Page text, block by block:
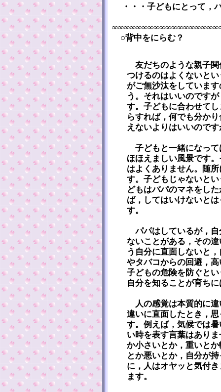
・・・子どもにとって，
○背中をにらむ？
友だちのような親子関
つけるのはよくないと
がご無沙汰をしていま
う。それはいいのです
す。子どもに合わせて
らすれば，何でも分か
えないよりはいいので
子どもと一緒になって
ほほえましい風景です
はよくありません。随
す。子どもじゃないと
どもはパパのマネをし
ば，してはいけないと
す。
パパはしているが，自
ないことがある，その
う自分に直面しないと
やタバコからの回避，
子どもの危険を防ぐと
自分を知ることが育ち
人の感覚は本質的に違
違いに直面したとき，
す。例えば，気候では
い時を表す言葉はあり
か小さいとか，重いと
とか悪いとか，自分が
に，人はオヤッと気付
ます。